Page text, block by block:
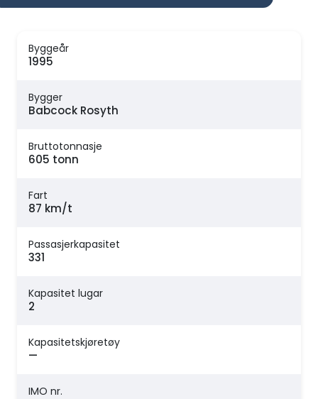
Byggeår
1995
Bygger
Babcock Rosyth
Bruttotonnasje
605 tonn
Fart
87 km/t
Passasjerkapasitet
331
Kapasitet lugar
2
Kapasitetskjøretøy
—
IMO nr.